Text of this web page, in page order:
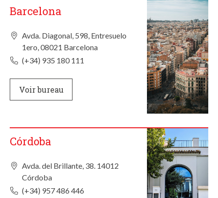
Barcelona
Avda. Diagonal, 598, Entresuelo
1ero, 08021 Barcelona
(+34) 935 180 111
Voir bureau
Córdoba
Avda. del Brillante, 38. 14012
Córdoba
(+34) 957 486 446